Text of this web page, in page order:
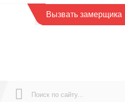
Вызвать замерщика